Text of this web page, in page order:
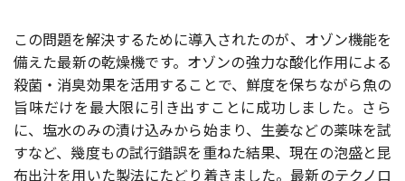
この問題を解決するために導入されたのが、オゾン機能を
備えた最新の乾燥機です。オゾンの強力な酸化作用による
殺菌・消臭効果を活用することで、鮮度を保ちながら魚の
旨味だけを最大限に引き出すことに成功しました。さら
に、塩水のみの漬け込みから始まり、生姜などの薬味を試
すなど、幾度もの試行錯誤を重ねた結果、現在の泡盛と昆
布出汁を用いた製法にたどり着きました。最新のテクノロ